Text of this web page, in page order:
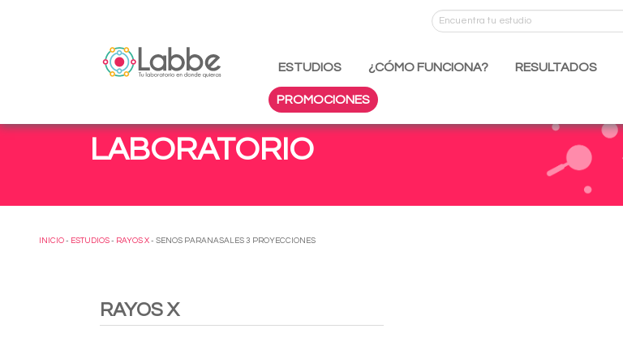
ESTUDIOS ¿CÓMO FUNCIONA? RESULTADOS
PROMOCIONES
LABORATORIO
INICIO - ESTUDIOS - RAYOS X - SENOS PARANASALES 3 PROYECCIONES
RAYOS X